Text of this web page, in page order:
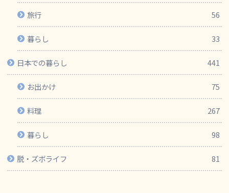
旅行 56
暮らし 33
日本での暮らし 441
お出かけ 75
料理 267
暮らし 98
脱・ズボライフ 81